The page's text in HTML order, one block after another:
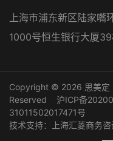
上海市浦东新区陆家嘴
1000号恒生银行大厦
Copyright © 2026 思美定
Reserved
沪ICP备
31011502017471号
技术支持：
上海汇菱商务